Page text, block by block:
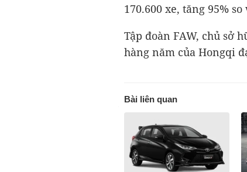
170.600 xe, tăng 95%
Tập đoàn FAW, chủ sở
hàng năm của Hongqi
Bài liên quan